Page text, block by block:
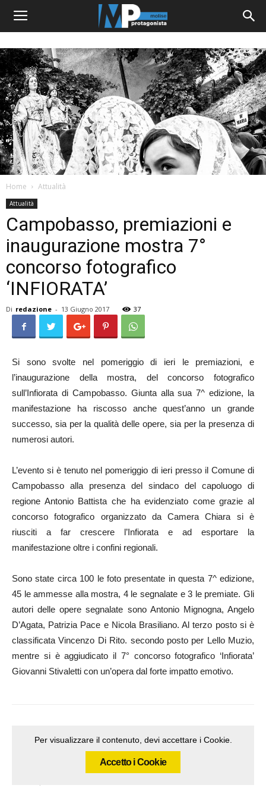
Home Attualità
Attualità
Campobasso, premiazioni e
inaugurazione mostra 7°
concorso fotografico
‘INFIORATA’
Di redazione - 13 Giugno 2017 37
Si sono svolte nel pomeriggio di ieri le premiazioni, e
l’inaugurazione della mostra, del concorso fotografico
sull’Infiorata di Campobasso. Giunta alla sua 7^ edizione, la
manifestazione ha riscosso anche quest’anno un grande
successo, sia per la qualità delle opere, sia per la presenza di
numerosi autori.
L’evento si è tenuto nel pomeriggio di ieri presso il Comune di
Campobasso alla presenza del sindaco del capoluogo di
regione Antonio Battista che ha evidenziato come grazie al
concorso fotografico organizzato da Camera Chiara si è
riusciti a far crescere l’Infiorata e ad esportare la
manifestazione oltre i confini regionali.
Sono state circa 100 le foto presentate in questa 7^ edizione,
45 le ammesse alla mostra, 4 le segnalate e 3 le premiate. Gli
autori delle opere segnalate sono Antonio Mignogna, Angelo
D’Agata, Patrizia Pace e Nicola Brasiliano. Al terzo posto si è
classificata Vincenzo Di Rito. secondo posto per Lello Muzio,
mentre si è aggiudicato il 7° concorso fotografico ‘Infiorata’
Giovanni Stivaletti con un’opera dal forte impatto emotivo.
Per visualizzare il contenuto, devi accettare i Cookie.
Accetto i Cookie